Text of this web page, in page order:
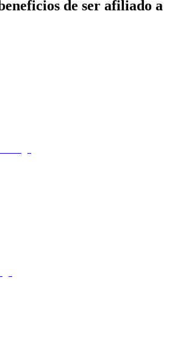
de ser afiliado a